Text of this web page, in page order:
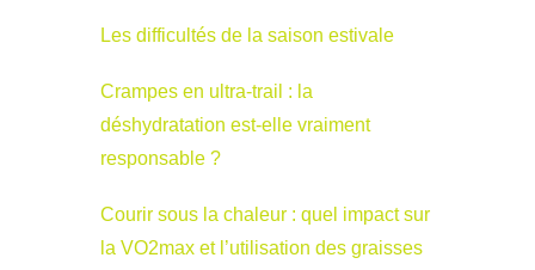
Les difficultés de la saison estivale
Crampes en ultra-trail : la
déshydratation est-elle vraiment
responsable ?
Courir sous la chaleur : quel impact sur
la VO2max et l’utilisation des graisses